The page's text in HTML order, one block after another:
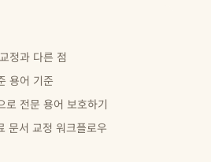
정과 다른 점
용어 기준
로 전문 용어 보호하기
문서 교정 워크플로우